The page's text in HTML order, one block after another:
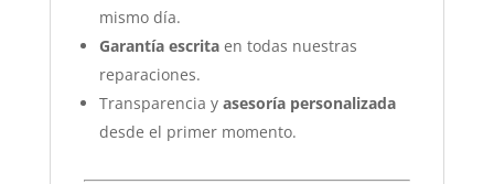
mismo día.
Garantía escritaen todas nuestras
reparaciones.
Transparencia y asesoría personalizada
desde el primer momento.